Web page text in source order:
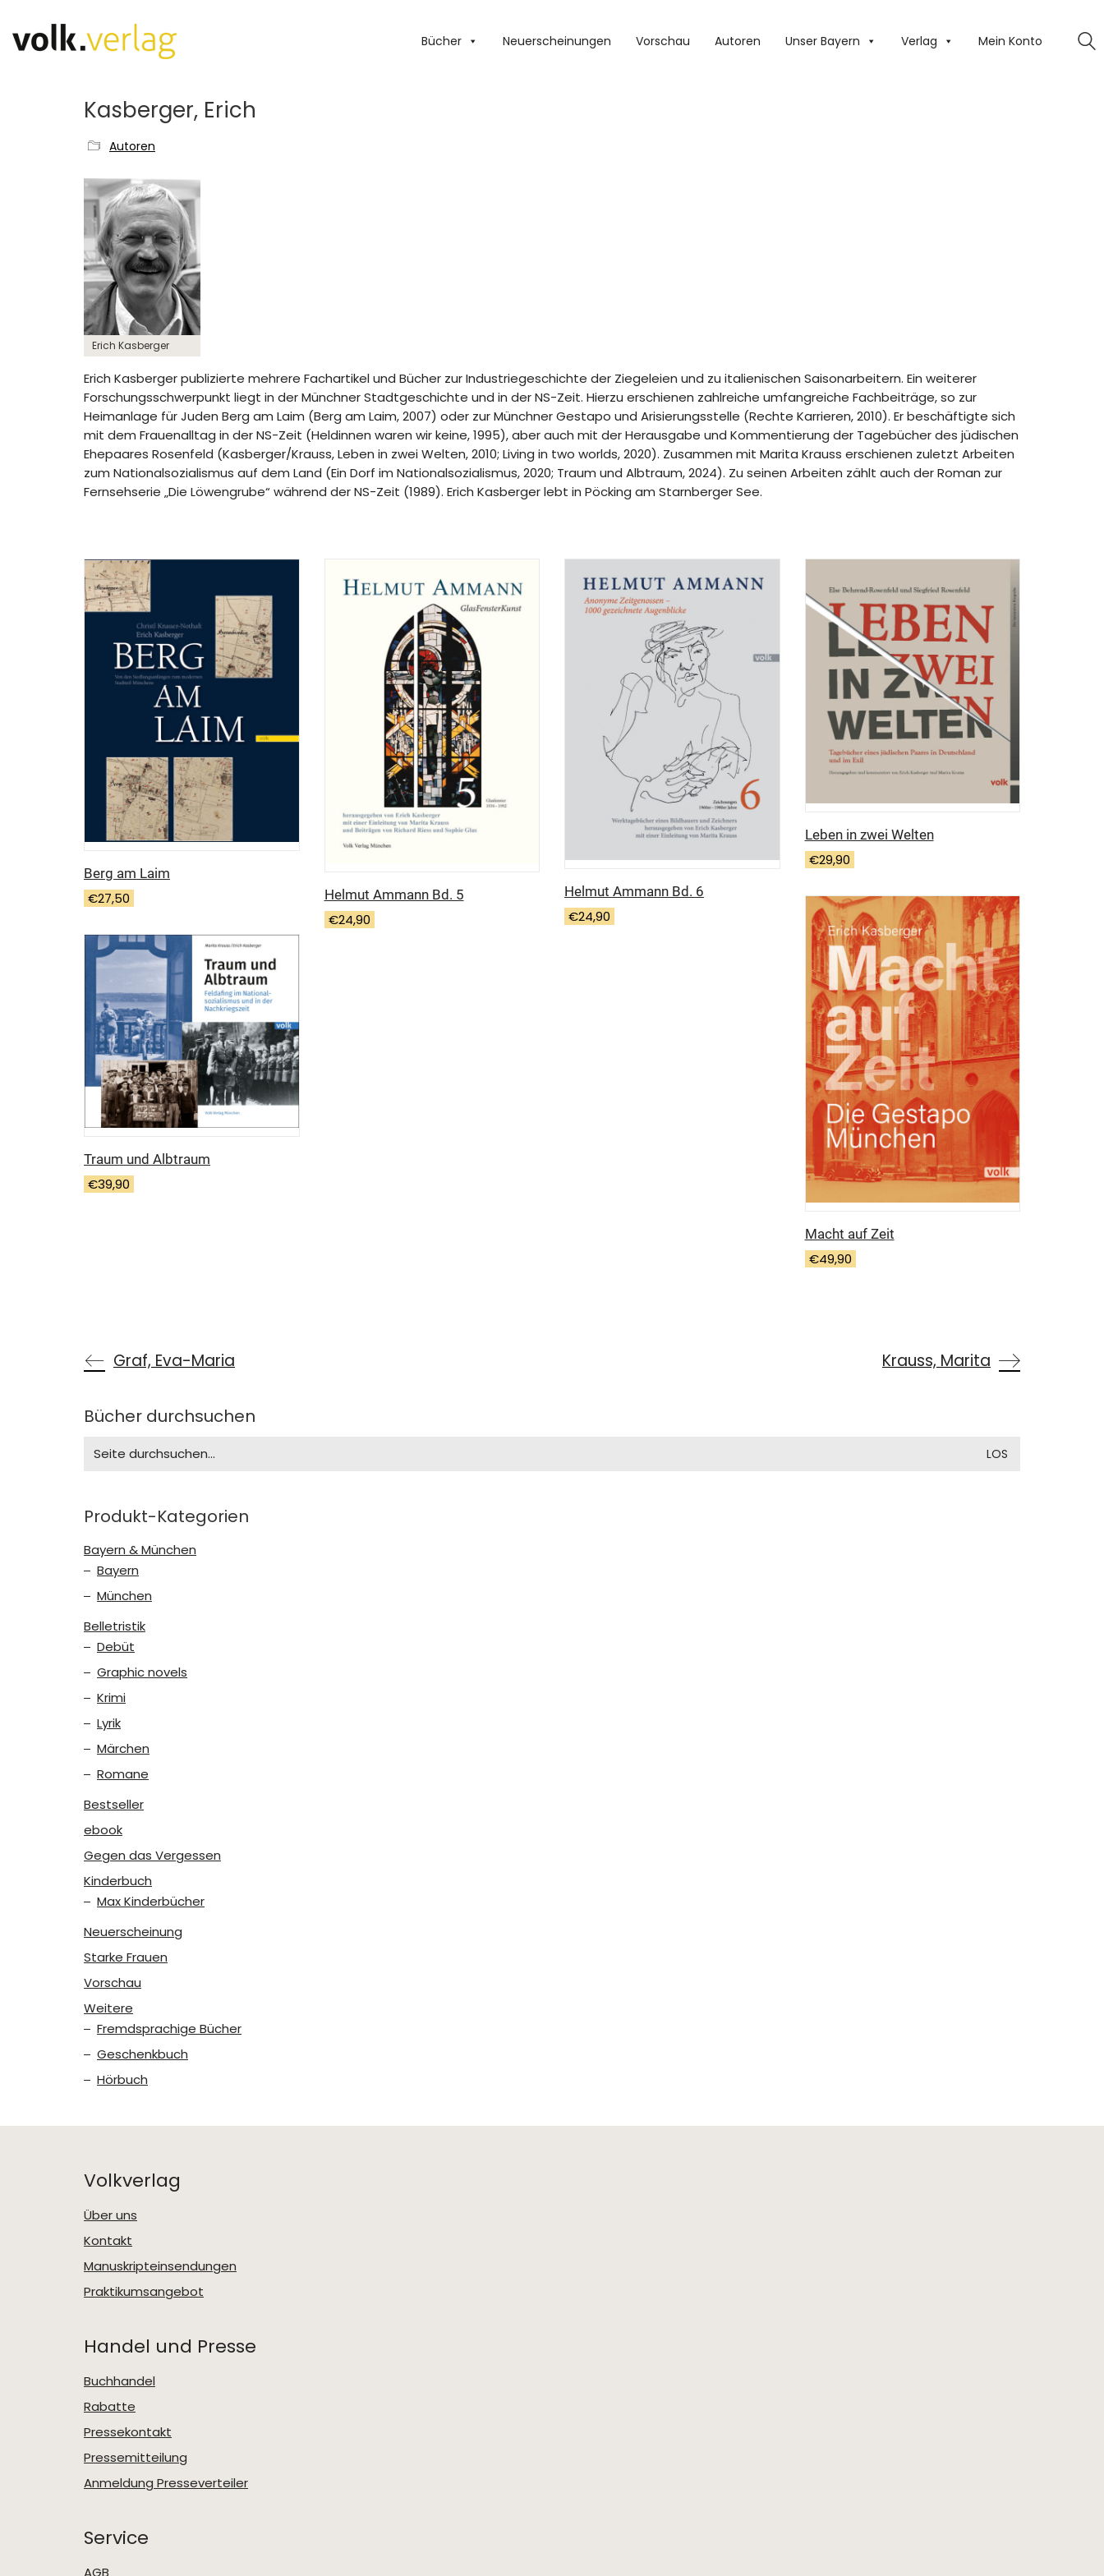
Bücher Neuerscheinungen Vorschau Autoren Unser Bayern Verlag Mein Konto
Kasberger, Erich
Autoren
Erich Kasberger
Erich Kasberger publizierte mehrere Fachartikel und Bücher zur Industriegeschichte der Ziegeleien und zu italienischen Saisonarbeitern. Ein weiterer
Forschungsschwerpunkt liegt in der Münchner Stadtgeschichte und in der NS-Zeit. Hierzu erschienen zahlreiche umfangreiche Fachbeiträge, so zur
Heimanlage für Juden Berg am Laim (Berg am Laim, 2007) oder zur Münchner Gestapo und Arisierungsstelle (Rechte Karrieren, 2010). Er beschäftigte sich
mit dem Frauenalltag in der NS-Zeit (Heldinnen waren wir keine, 1995), aber auch mit der Herausgabe und Kommentierung der Tagebücher des jüdischen
Ehepaares Rosenfeld (Kasberger/Krauss, Leben in zwei Welten, 2010; Living in two worlds, 2020). Zusammen mit Marita Krauss erschienen zuletzt Arbeiten
zum Nationalsozialismus auf dem Land (Ein Dorf im Nationalsozialismus, 2020; Traum und Albtraum, 2024). Zu seinen Arbeiten zählt auch der Roman zur
Fernsehserie „Die Löwengrube“ während der NS-Zeit (1989). Erich Kasberger lebt in Pöcking am Starnberger See.
Berg am Laim
€27,50 Helmut Ammann Bd. 5
€24,90
Helmut Ammann Bd. 6
€24,90
Leben in zwei Welten
€29,90
Macht auf Zeit
€49,90
Traum und Albtraum
€39,90
Graf, Eva-Maria Krauss, Marita
Bücher durchsuchen
for:
Produkt-Kategorien
Bayern & München
Bayern
München
Belletristik
Debüt
Graphic novels
Krimi
Lyrik
Märchen
Romane
Bestseller
ebook
Gegen das Vergessen
Kinderbuch
Max Kinderbücher
Neuerscheinung
Starke Frauen
Vorschau
Weitere
Fremdsprachige Bücher
Geschenkbuch
Hörbuch
Volkverlag
Über uns
Kontakt
Manuskripteinsendungen
Praktikumsangebot
Handel und Presse
Buchhandel
Rabatte
Pressekontakt
Pressemitteilung
Anmeldung Presseverteiler
Service
AGB